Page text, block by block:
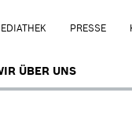
PRESSE
ÜBER UNS